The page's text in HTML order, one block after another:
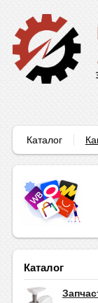
Каталог
Каталог